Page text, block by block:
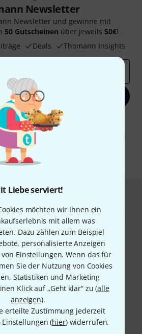
Liebe serviert!
möchten wir Ihnen ein
mit allem was
Dazu zählen zum Beispiel
personalisierte Anzeigen
Einstellungen. Wenn das für
Sie der Nutzung von Cookies
Statistiken und Marketing
Klick auf „Geht klar“ zu (alle
anzeigen).
erteilte Zustimmung jederzeit
(hier) widerrufen.
Newsletter
Newsletter und gewinne mit
50 Gutscheinen über jeweils 50€!
Deals Thomann Insights
Jetzt anmelden
stimmen Sie dem Erhalt von E-Mail-
des E-Mail-Nutzungsverhaltens zu. Die
Weitere Informationen finden Sie in
Datenschutzhinweisen
* Pflichtfeld
bezahlen
und sicher per Nachnahme,
Pay, Klarna Sofort bezahlen
Kreditkarte.